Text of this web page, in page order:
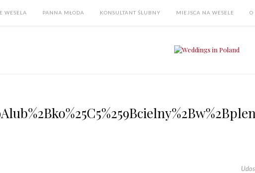
WESELA PANNA MŁODA KONSULTANT ŚLUBNY MIEJSCA NA WESELE O